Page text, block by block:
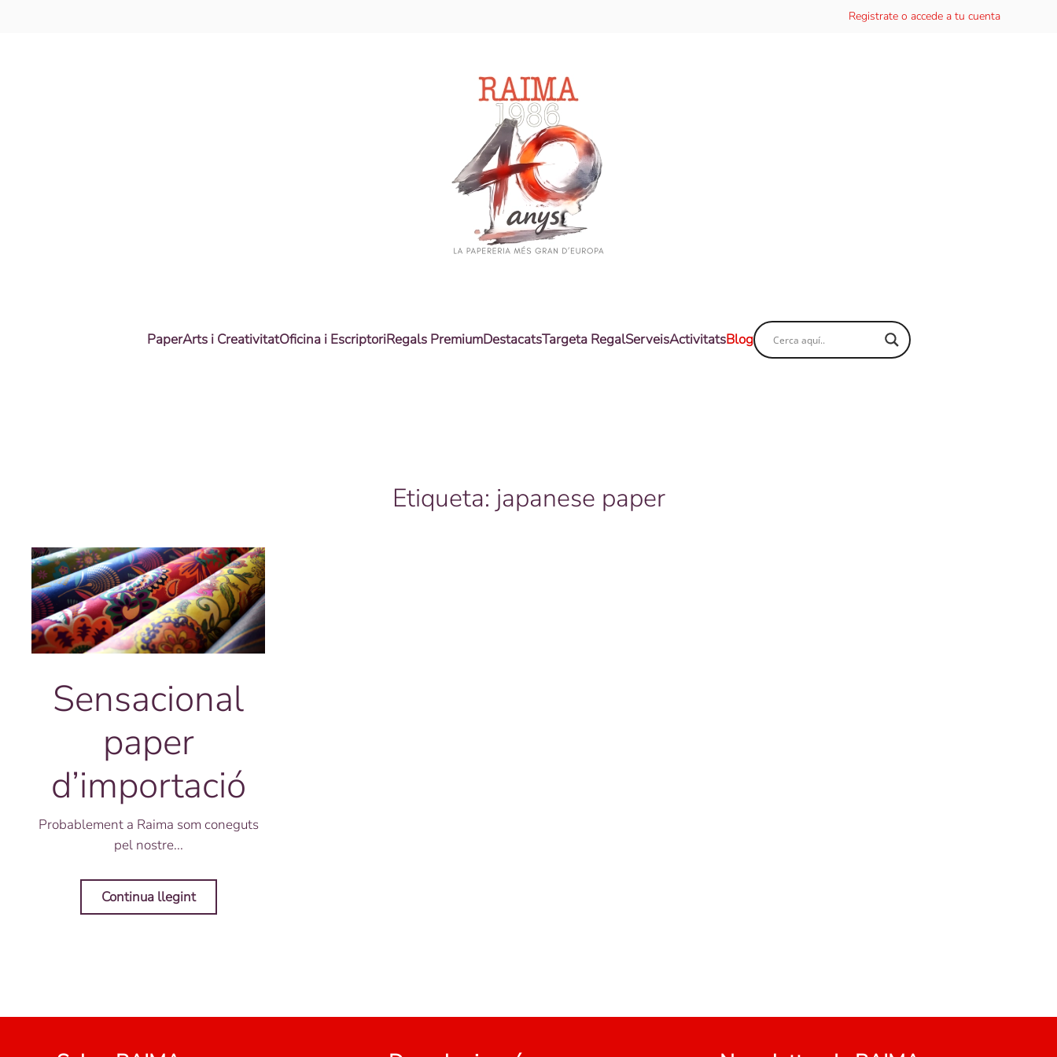
Registrate o accede a tu cuenta
PaperArts i CreativitatOficina i EscriptoriRegals PremiumDestacatsTargeta RegalServeisActivitatsBlog
Etiqueta: japanese paper
Sensacional
paper
d’importació
Probablement a Raima som coneguts
pel nostre...
Continua llegint